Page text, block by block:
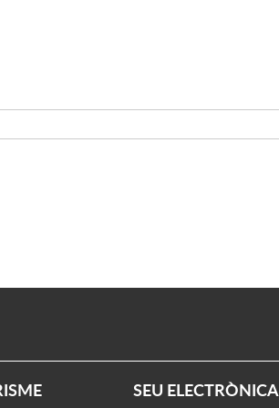
SEU ELECTRÒNICA